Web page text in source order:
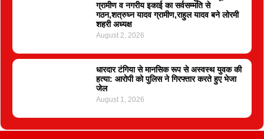
ग्रामीण व नगरीय इकाई का सर्वसम्मति से
गठन,शत्रुघ्न यादव ग्रामीण,राहुल यादव बने लोरमी
शहरी अध्यक्ष
August 2, 2026
धारदार टंगिया से मानसिक रूप से अस्वस्थ युवक की
हत्या: आरोपी को पुलिस ने गिरफ्तार करते हुए भेजा
जेल
August 1, 2026